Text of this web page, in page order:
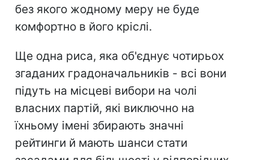
без якого жодному меру не буде
комфортно в його кріслі.
Ще одна риса, яка об'єднує чотирьох
згаданих градоначальників - всі вони
підуть на місцеві вибори на чолі
власних партій, які виключно на
їхньому імені збирають значні
рейтинги й мають шанси стати